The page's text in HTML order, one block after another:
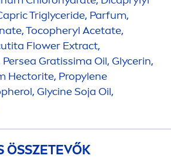
Triglyceride, Parfum,
ate, Tocopheryl Acetate,
Flower Extract,
Gratissima Oil, Glycerin,
Hectorite, Propylene
GlycineSoja Oil,
ÖSSZETEVŐK